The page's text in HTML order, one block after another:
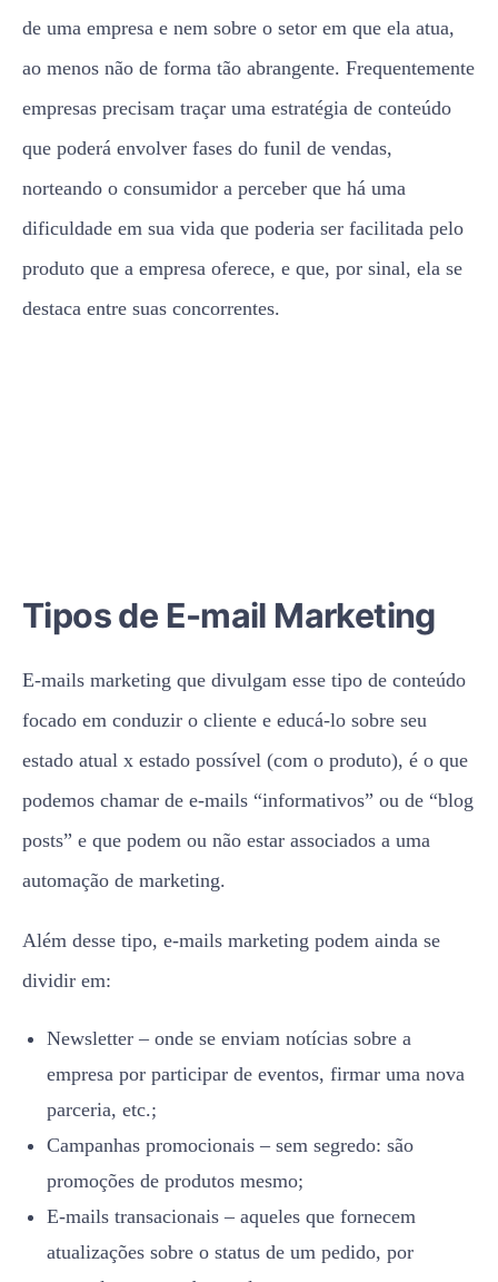
de uma empresa e nem sobre o setor em que ela atua,
ao menos não de forma tão abrangente. Frequentemente
empresas precisam traçar uma estratégia de conteúdo
que poderá envolver fases do funil de vendas,
norteando o consumidor a perceber que há uma
dificuldade em sua vida que poderia ser facilitada pelo
produto que a empresa oferece, e que, por sinal, ela se
destaca entre suas concorrentes.
Tipos de E-mail Marketing
E-mails marketing que divulgam esse tipo de conteúdo
focado em conduzir o cliente e educá-lo sobre seu
estado atual x estado possível (com o produto), é o que
podemos chamar de e-mails “informativos” ou de “blog
posts” e que podem ou não estar associados a uma
automação de marketing.
Além desse tipo, e-mails marketing podem ainda se
dividir em:
Newsletter – onde se enviam notícias sobre a
empresa por participar de eventos, firmar uma nova
parceria, etc.;
Campanhas promocionais – sem segredo: são
promoções de produtos mesmo;
E-mails transacionais – aqueles que fornecem
atualizações sobre o status de um pedido, por